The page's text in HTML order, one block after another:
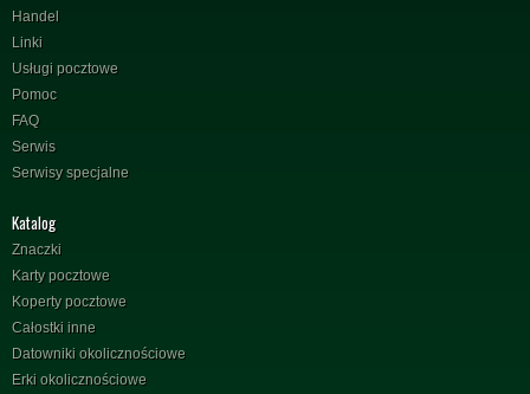
Handel
Linki
Usługi pocztowe
Pomoc
FAQ
Serwis
Serwisy specjalne
Katalog
Znaczki
Karty pocztowe
Koperty pocztowe
Całostki inne
Datowniki okolicznościowe
Erki okolicznościowe